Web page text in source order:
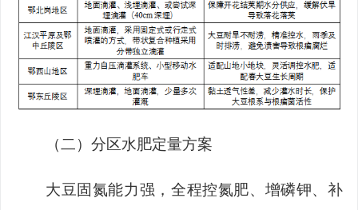
（二）分区水肥定量方案
大豆固氮能力强，全程控氮肥、增磷钾、补